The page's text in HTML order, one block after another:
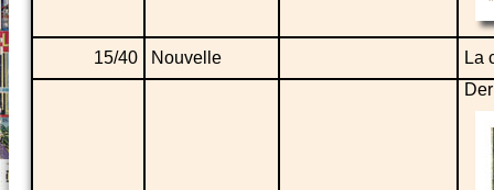
15/40 Nouvelle La